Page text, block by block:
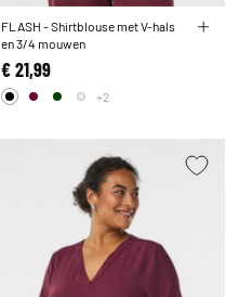
FLASH - Shirtblouse met V-hals
en 3/4 mouwen
€ 21,99
+2